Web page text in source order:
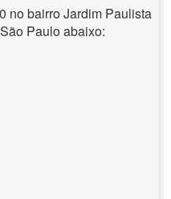
no bairro Jardim Paulista
Paulo abaixo: